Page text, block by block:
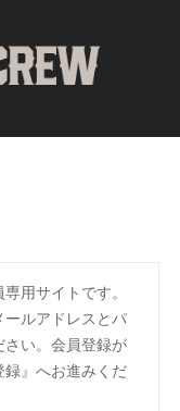
用サイトです。
ルアドレスとパ
い。会員登録が
』へお進みくだ